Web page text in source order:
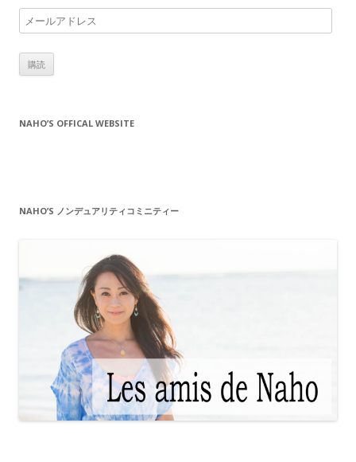
メ
ー
ル
ア
NAHO’S OFFICAL WEBSITE
NAHO’S ノンデュアリティコミニティー